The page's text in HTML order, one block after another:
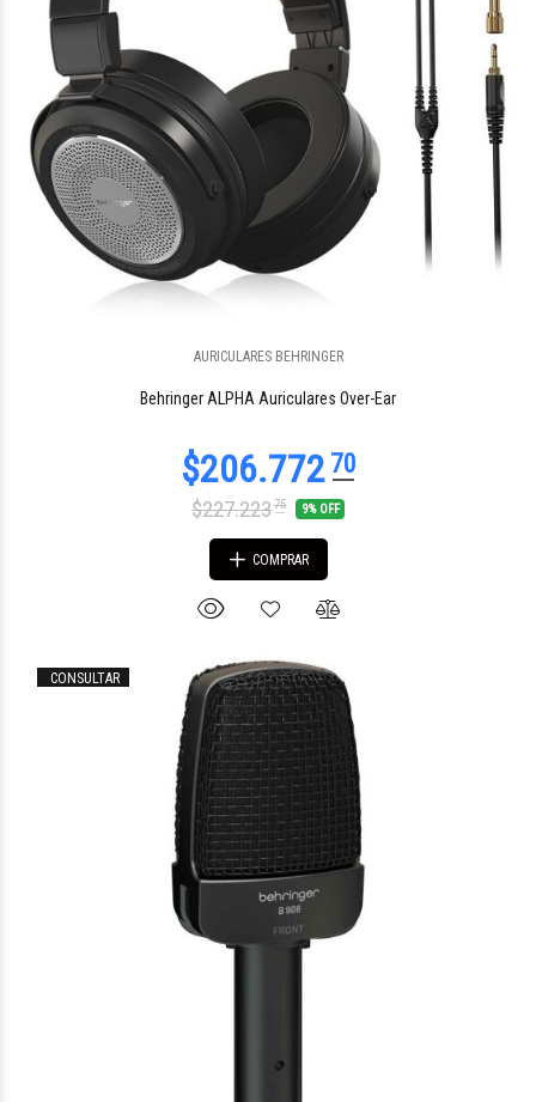
AURICULARES BEHRINGER
Behringer ALPHA Auriculares Over-Ear
$227.22375 9% OFF
COMPRAR
CONSULTAR